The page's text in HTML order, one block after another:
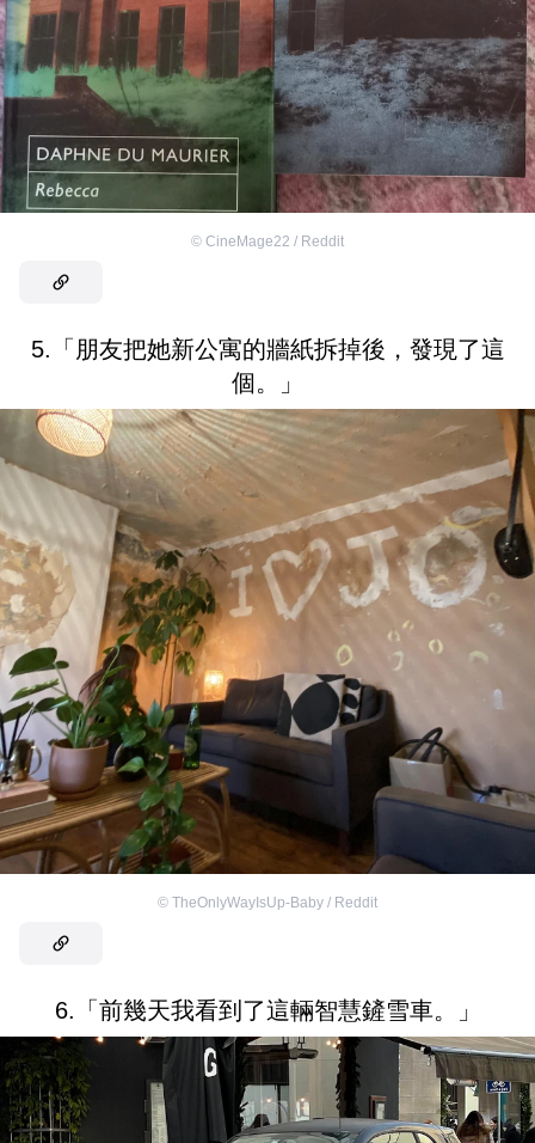
© CineMage22 / Reddit
5.「朋友把她新公寓的牆紙拆掉後，發現了這
個。」
© TheOnlyWayIsUp-Baby / Reddit
6.「前幾天我看到了這輛智慧鏟雪車。」